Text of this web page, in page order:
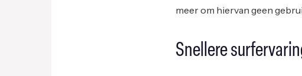
meer om hiervan geen
Snellere